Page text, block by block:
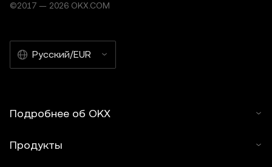
©2017 — 2026 OKX.COM
Русский/EUR
Подробнее об OKX
Продукты